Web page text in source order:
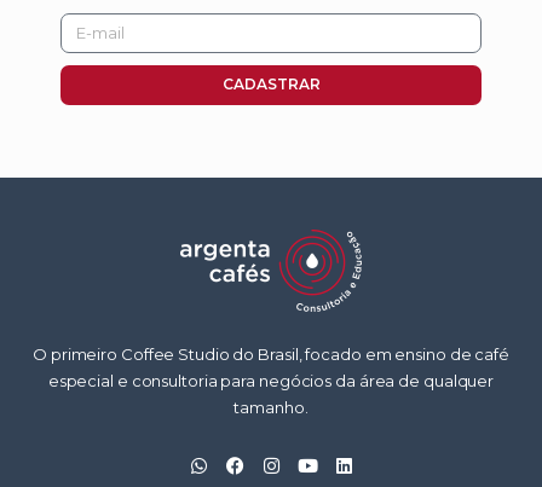
E-
mail
CADASTRAR
O primeiro Coffee Studio do Brasil, focado em ensino de café
especial e consultoria para negócios da área de qualquer
tamanho.
W
h
F
a
I
n
Y
o
L
i